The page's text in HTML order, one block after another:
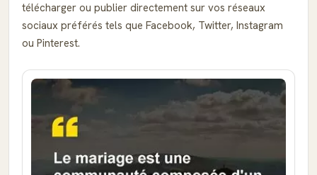
télécharger ou publier directement sur vos réseaux
sociaux préférés tels que Facebook, Twitter, Instagram
ou Pinterest.